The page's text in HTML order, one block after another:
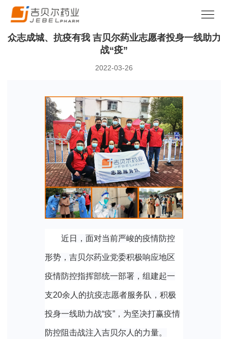
众志成城、抗疫有我 吉贝尔药业志愿者投身一线助力
战“疫”
2022-03-26
近日，面对当前严峻的疫情防控
形势，吉贝尔药业党委积极响应地区
疫情防控指挥部统一部署，组建起一
支20余人的抗疫志愿者服务队，积极
投身一线助力战“疫”，为坚决打赢疫情
防控阻击战注入吉贝尔人的力量。